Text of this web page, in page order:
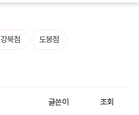
강북점 도봉점
글쓴이 조회